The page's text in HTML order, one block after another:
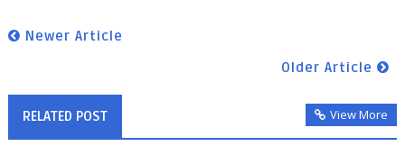
Newer Article
Older Article
RELATED POST View More